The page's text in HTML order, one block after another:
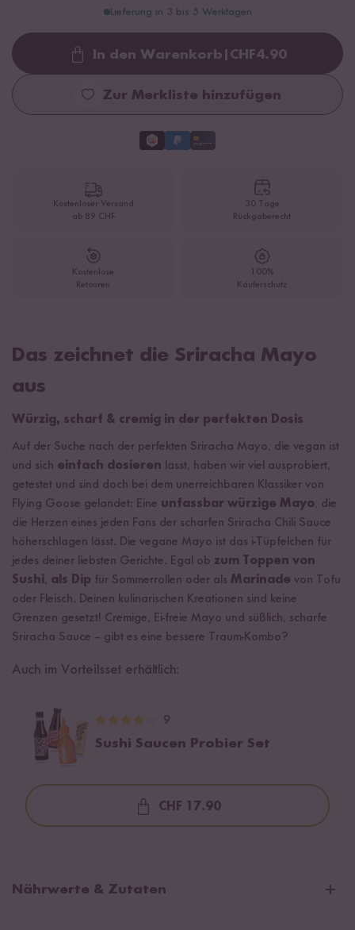
Lieferung in 3 bis 5 Werktagen
Loading...
In den Warenkorb CHF4.90
Zur Merkliste hinzufügen
Kostenloser Versand
ab 89 CHF
30 Tage
Rückgaberecht
Kostenlose
Retouren
100%
Käuferschutz
Das zeichnet die Sriracha Mayo
aus
Würzig, scharf & cremig in der perfekten Dosis
Auf der Suche nach der perfekten Sriracha Mayo, die vegan ist
und sich einfach dosieren lässt, haben wir viel ausprobiert,
getestet und sind doch bei dem unerreichbaren Klassiker von
Flying Goose gelandet: Eine unfassbar würzige Mayo, die
die Herzen eines jeden Fans der scharfen Sriracha Chili Sauce
höherschlagen lässt. Die vegane Mayo ist das i-Tüpfelchen für
jedes deiner liebsten Gerichte. Egal ob zum Toppen von
Sushi, als Dip für Sommerrollen oder als Marinade von Tofu
oder Fleisch. Deinen kulinarischen Kreationen sind keine
Grenzen gesetzt! Cremige, Ei-freie Mayo und süßlich, scharfe
Sriracha Sauce – gibt es eine bessere Traum-Kombo?
Auch im Vorteilsset erhältlich:
9
Sushi Saucen Probier Set
CHF 17.90
Nährwerte & Zutaten